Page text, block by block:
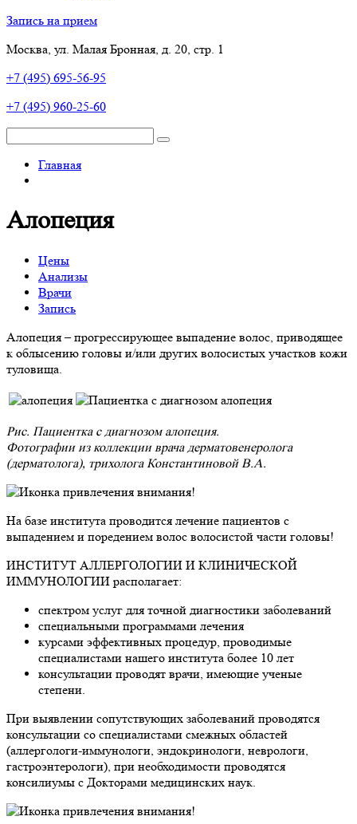
Запись на прием
Москва, ул. Малая Бронная, д. 20, стр. 1
+7 (495) 695-56-95
+7 (495) 960-25-60
Главная
Алопеция
Цены
Анализы
Врачи
Запись
Алопеция – прогрессирующее выпадение волос, приводящее
к облысению головы и/или других волосистых участков кожи
туловища.
Рис. Пациентка с диагнозом алопеция.
Фотографии из коллекции врача дерматовенеролога
(дерматолога), трихолога Константиновой В.А.
На базе института проводится лечение пациентов с
выпадением и поредением волос волосистой части головы!
ИНСТИТУТ АЛЛЕРГОЛОГИИ И КЛИНИЧЕСКОЙ
ИММУНОЛОГИИ располагает:
спектром услуг для точной диагностики заболеваний
специальными программами лечения
курсами эффективных процедур, проводимые
специалистами нашего института более 10 лет
консультации проводят врачи, имеющие ученые
степени.
При выявлении сопутствующих заболеваний проводятся
консультации со специалистами смежных областей
(аллергологи-иммунологи, эндокринологи, неврологи,
гастроэнтерологи), при необходимости проводятся
консилиумы с Докторами медицинских наук.